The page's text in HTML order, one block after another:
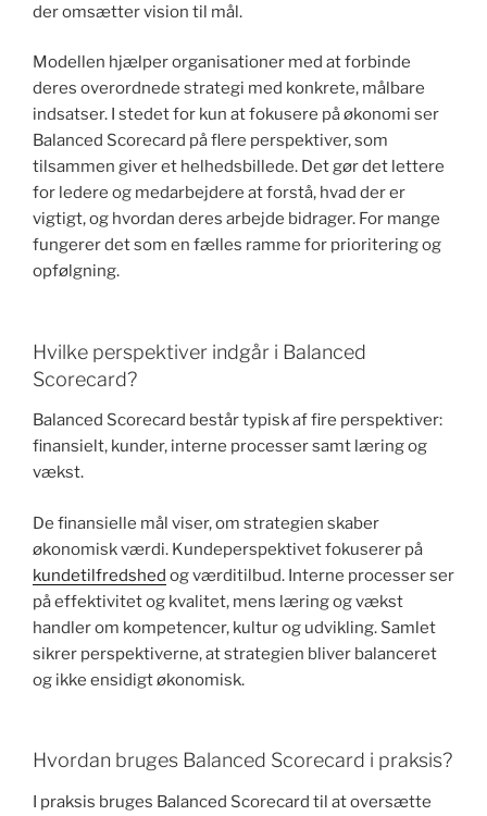
der omsætter vision til mål.
Modellen hjælper organisationer med at forbinde
deres overordnede strategi med konkrete, målbare
indsatser. I stedet for kun at fokusere på økonomi ser
Balanced Scorecard på flere perspektiver, som
tilsammen giver et helhedsbillede. Det gør det lettere
for ledere og medarbejdere at forstå, hvad der er
vigtigt, og hvordan deres arbejde bidrager. For mange
fungerer det som en fælles ramme for prioritering og
opfølgning.
Hvilke perspektiver indgår i Balanced
Scorecard?
Balanced Scorecard består typisk af fire perspektiver:
finansielt, kunder, interne processer samt læring og
vækst.
De finansielle mål viser, om strategien skaber
økonomisk værdi. Kundeperspektivet fokuserer på
kundetilfredshed og værditilbud. Interne processer ser
på effektivitet og kvalitet, mens læring og vækst
handler om kompetencer, kultur og udvikling. Samlet
sikrer perspektiverne, at strategien bliver balanceret
og ikke ensidigt økonomisk.
Hvordan bruges Balanced Scorecard i praksis?
I praksis bruges Balanced Scorecard til at oversætte